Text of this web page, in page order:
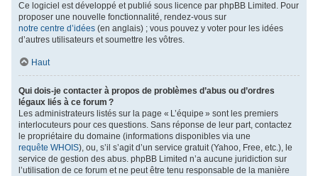
Ce logiciel est développé et publié sous licence par phpBB Limited. Pour
proposer une nouvelle fonctionnalité, rendez-vous sur
notre centre d’idées (en anglais) ; vous pouvez y voter pour les idées
d’autres utilisateurs et soumettre les vôtres.
Haut
Qui dois-je contacter à propos de problèmes d’abus ou d’ordres
légaux liés à ce forum ?
Les administrateurs listés sur la page « L’équipe » sont les premiers
interlocuteurs pour ces questions. Sans réponse de leur part, contactez
le propriétaire du domaine (informations disponibles via une
requête WHOIS), ou, s’il s’agit d’un service gratuit (Yahoo, Free, etc.), le
service de gestion des abus. phpBB Limited n’a aucune juridiction sur
l’utilisation de ce forum et ne peut être tenu responsable de la manière